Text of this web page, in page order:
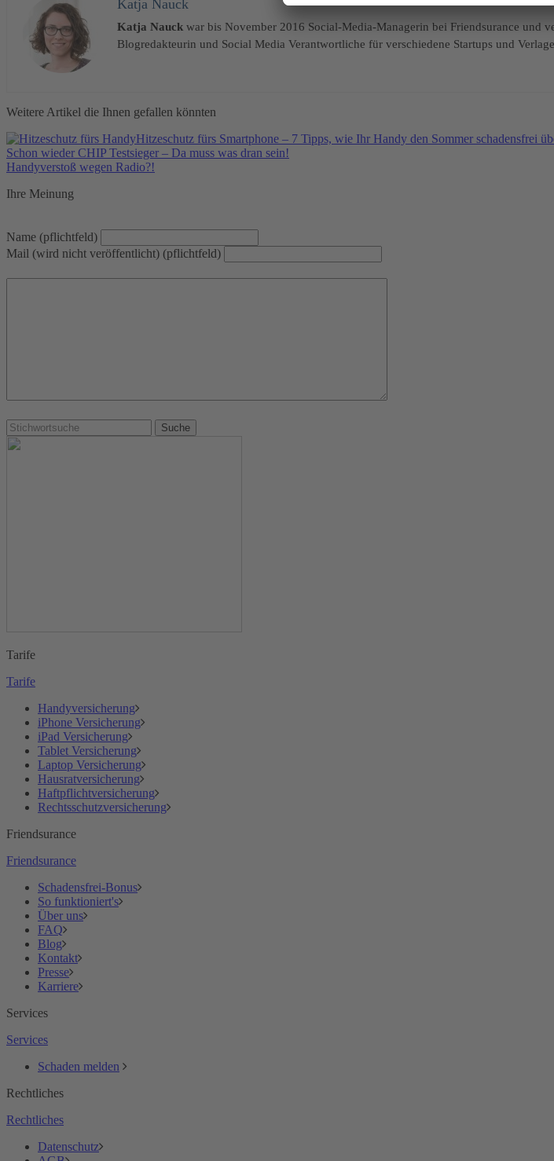
Katja Nauck
Katja Nauck war bis November 2016 Social-Media-Managerin bei Friendsurance und
Blogredakteurin und Social Media Verantwortliche für verschiedene Startups und
Weitere Artikel die Ihnen gefallen könnten
Hitzeschutz fürs Smartphone – 7 Tipps, wie Ihr Handy den Sommer schadensfrei
Schon wieder CHIP Testsieger – Da muss was dran sein!
Handyverstoß wegen Radio?!
Ihre Meinung
Name (pflichtfeld)
Mail (wird nicht veröffentlicht) (pflichtfeld)
Suchen:
Tarife
Tarife
Handyversicherung
iPhone Versicherung
iPad Versicherung
Tablet Versicherung
Laptop Versicherung
Hausratversicherung
Haftpflichtversicherung
Rechtsschutzversicherung
Friendsurance
Friendsurance
Schadensfrei-Bonus
So funktioniert's
Über uns
FAQ
Blog
Kontakt
Presse
Karriere
Services
Services
Schaden melden
Rechtliches
Rechtliches
Datenschutz